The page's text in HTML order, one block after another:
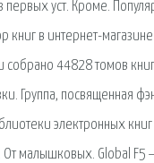
уст. Кроме.
в интернет-
собрано 44828 томов
Группа, посвященная
электронных
От малышковых. Global F5